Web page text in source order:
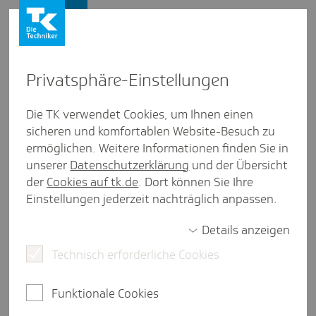
60 Prozent empfinden Warte­
zeiten auf Fach­arzt­termin als
zu lang - TK will gezielte Wege
in und durch die Versor­gung
Pres­se­mit­tei­lung
Presse und Politik Medizinische Versorgung
Hamburg, 25. September 2025.
in Deutschland ist die Wartezeit auf Arzttermine ein
Privat­sphäre-Einstel­lungen
Die TK verwendet Cookies, um Ihnen einen
sicheren und komfortablen Website-Besuch zu
ermöglichen. Weitere Informationen finden Sie in
unserer Datenschutzerklärung und der Übersicht
der Cookies auf tk.de. Dort können Sie Ihre
Einstellungen jederzeit nachträglich anpassen.
Details anzeigen
Technisch erforderliche Cookies
Funktionale Cookies